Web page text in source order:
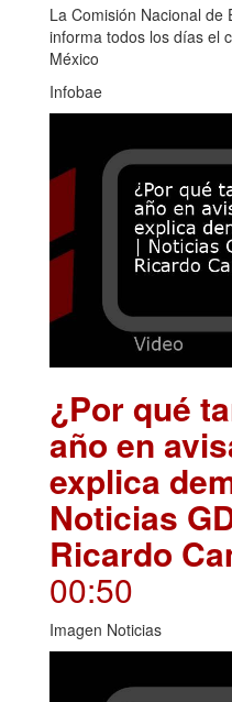
La Comisión Nacional
informa todos los días el
México
Infobae
¿Por qué
año en
explica
Noticias
Ricardo
00:50
Imagen Noticias